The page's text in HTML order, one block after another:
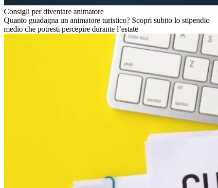
Consigli per diventare animatore
Quanto guadagna un animatore turistico? Scopri subito lo stipendio
medio che potresti percepire durante l’estate